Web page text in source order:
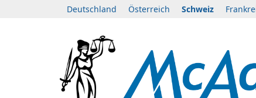
Deutschland Österreich Schweiz